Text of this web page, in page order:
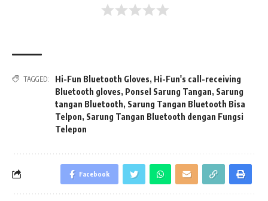
TAGGED: Hi-Fun Bluetooth Gloves, Hi-Fun's call-receiving
Bluetooth gloves, Ponsel Sarung Tangan, Sarung
tangan Bluetooth, Sarung Tangan Bluetooth Bisa
Telpon, Sarung Tangan Bluetooth dengan Fungsi
Telepon
Facebook